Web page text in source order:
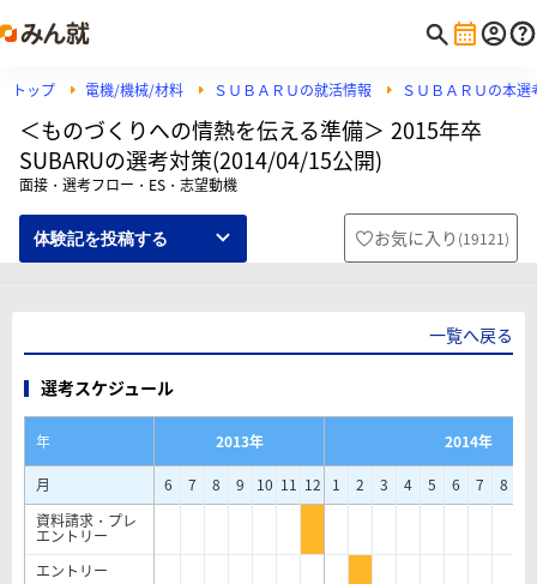
トップ 電機/機械/材料 ＳＵＢＡＲＵの就活情報 ＳＵＢＡＲＵの本
＜ものづくりへの情熱を伝える準備＞ 2015年卒
SUBARUの選考対策(2014/04/15公開)
面接・選考フロー・ES・志望動機
体験記を投稿する お気に入り (19121)
一覧へ戻る
選考スケジュール
年 2013年
2014年
月
6 7 8 9 10 11 12 1 2 3 4 5 6 7 8
資料請求・プレ
エントリー
エントリー